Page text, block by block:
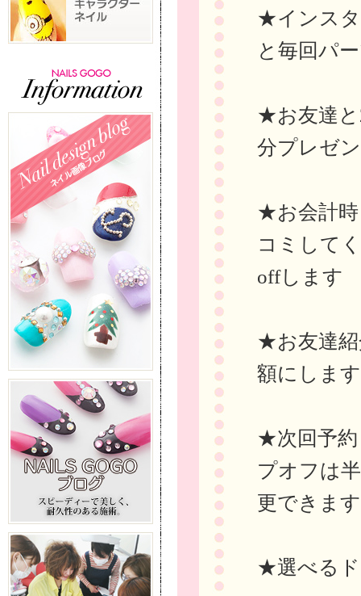
★インスタ
と毎回パ
★お友達と
分プレゼ
★お会計時
コミして
offします
★お友達紹
額にしま
★次回予約
プオフは
更できま
★選べるド